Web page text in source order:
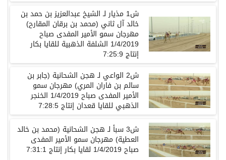
ش1 مذيار لـ الشيخ عبدالعزيز بن حمد بن
خالد آل ثاني (محمد بن برقان المقارح)
مهرجان سمو الأمير المفدى صباح
1/4/2019 الشلفة الذهبية للقايا بكار
إنتاج 7:25:9
ش2 الواعي لـ هجن الشحانية (جابر بن
سالم بن فاران المري) مهرجان سمو
الأمير المفدى صباح 1/4/2019 الخنجر
الذهبي للقايا قعدان إنتاج 7:28:5
ش3 سبأ لـ هجن الشحانية (محمد بن خالد
العطية) مهرجان سمو الأمير المفدى
صباح 1/4/2019 لقايا بكار إنتاج 7:31:1